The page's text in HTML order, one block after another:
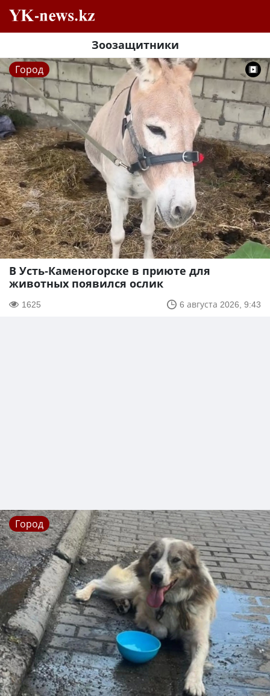
Зоозащитники
Город
В Усть-Каменогорске в приюте для
животных появился ослик
1625 6 августа 2026, 9:43
Город